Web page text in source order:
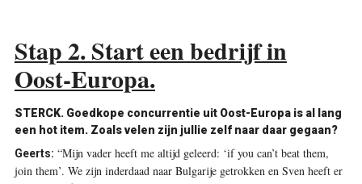
Stap 2. Start een bedrijf in
Oost-Europa.
STERCK. Goedkope concurrentie uit Oost-Europa is al lang
een hot item. Zoals velen zijn jullie zelf naar daar gegaan?
Geerts: “Mijn vader heeft me altijd geleerd: ‘if you can’t beat them,
join them’. We zijn inderdaad naar Bulgarije getrokken en Sven heeft er